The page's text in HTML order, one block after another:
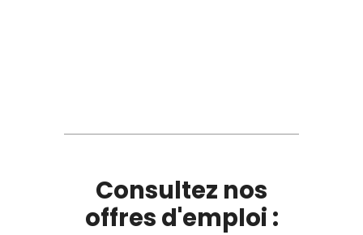
Consultez nos
offres d'emploi :